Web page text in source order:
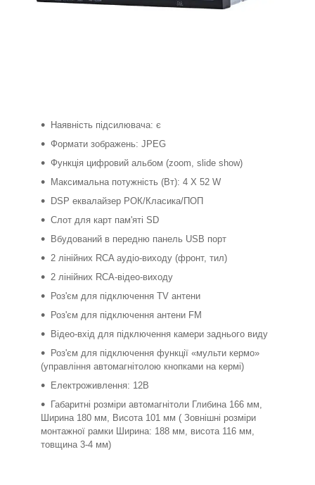
Наявність підсилювача: є
Формати зображень: JPEG
Функція цифровий альбом (zoom, slide show)
Максимальна потужність (Вт): 4 X 52 W
DSP еквалайзер РОК/Класика/ПОП
Слот для карт пам'яті SD
Вбудований в передню панель USB порт
2 лінійних RCA аудіо-виходу (фронт, тил)
2 лінійних RCA-відео-виходу
Роз'єм для підключення TV антени
Роз'єм для підключення антени FM
Відео-вхід для підключення камери заднього виду
Роз'єм для підключення функції «мульти кермо»
(управління автомагнітолою кнопками на кермі)
Електроживлення: 12B
Габаритні розміри автомагнітоли Глибина 166 мм,
Ширина 180 мм, Висота 101 мм ( Зовнішні розміри
монтажної рамки Ширина: 188 мм, висота 116 мм,
товщина 3-4 мм)